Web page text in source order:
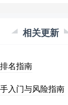
相关更新
名指南
入门与风险指南